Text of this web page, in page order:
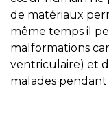
de matériaux
même temps il
malformations
ventriculaire) et
malades pendant